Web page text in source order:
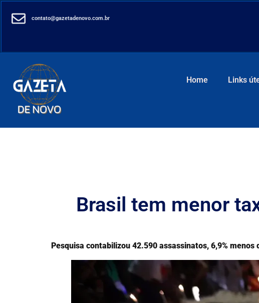
contato@gazetadenovo.com.br
Home Links
Brasil tem menor
Pesquisa contabilizou 42.590 assassinatos, 6,9% menos